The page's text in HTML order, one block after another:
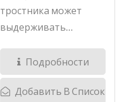
тростника может
выдерживать
Подробности
Добавить В Список